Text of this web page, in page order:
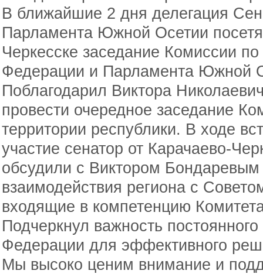
В ближайшие 2 дня делегация
Парламента Южной Осетии
Черкесске заседание Комиссии
Федерации и Парламента Южной
Поблагодарил Виктора
провести очередное заседание
территории республики. В ходе
участие сенатор от Карачаево-
обсудили с Виктором
взаимодействия региона с
входящие в компетенцию
Подчеркнул важность
Федерации для эффективного
Мы высоко ценим внимание и